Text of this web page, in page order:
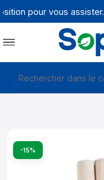
pour vous assister.
-15%